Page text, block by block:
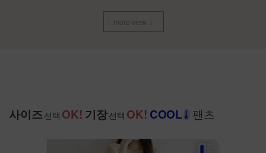
more view
사이즈 선택 OK! 기장선택 OK! COOL 팬츠